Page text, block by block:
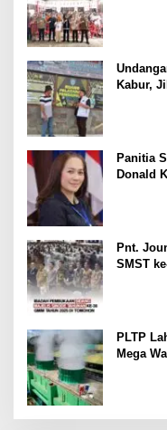
Kabur,
Panitia
Donald
Pnt.
SMST
PLTP
Mega